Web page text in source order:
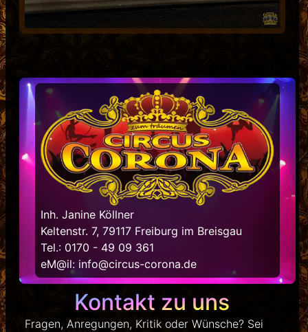
Inh. Janine Köllner
Keltenstr. 7, 79117 Freiburg im Breisgau
Tel.: 0170 - 49 09 361
eM@il: info@circus-corona.de
Kontakt zu uns
Fragen, Anregungen, Kritik oder Wünsche? Sei